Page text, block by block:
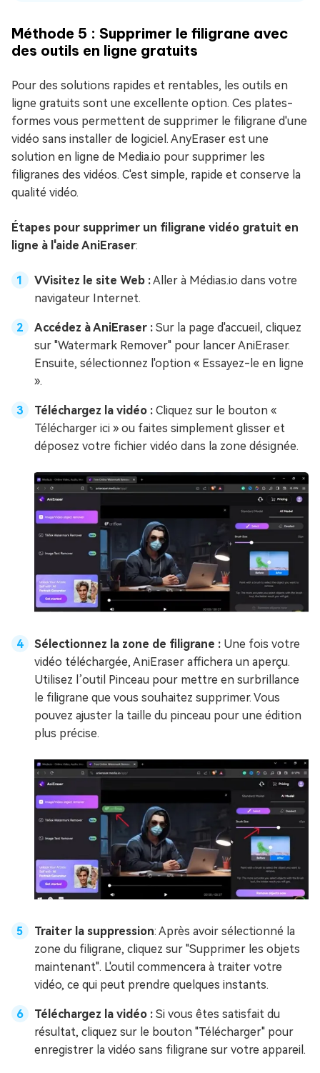
Méthode 5 : Supprimer le filigrane avec
des outils en ligne gratuits
Pour des solutions rapides et rentables, les outils en
ligne gratuits sont une excellente option. Ces plates-
formes vous permettent de supprimer le filigrane d'une
vidéo sans installer de logiciel. AnyEraser est une
solution en ligne de Media.io pour supprimer les
filigranes des vidéos. C'est simple, rapide et conserve la
qualité vidéo.
Étapes pour supprimer un filigrane vidéo gratuit en
ligne à l'aide AniEraser:
VVisitez le site Web :Aller à Médias.io dans votre
navigateur Internet.
Accédez à AniEraser : Sur la page d'accueil, cliquez
sur "Watermark Remover" pour lancer AniEraser.
Ensuite, sélectionnez l'option « Essayez-le en ligne
».
Téléchargez la vidéo : Cliquez sur le bouton «
Télécharger ici » ou faites simplement glisser et
déposez votre fichier vidéo dans la zone désignée.
Sélectionnez la zone de filigrane : Une fois votre
vidéo téléchargée, AniEraser affichera un aperçu.
Utilisez l’outil Pinceau pour mettre en surbrillance
le filigrane que vous souhaitez supprimer. Vous
pouvez ajuster la taille du pinceau pour une édition
plus précise.
Traiter la suppression: Après avoir sélectionné la
zone du filigrane, cliquez sur "Supprimer les objets
maintenant". L'outil commencera à traiter votre
vidéo, ce qui peut prendre quelques instants.
Téléchargez la vidéo : Si vous êtes satisfait du
résultat, cliquez sur le bouton "Télécharger" pour
enregistrer la vidéo sans filigrane sur votre appareil.